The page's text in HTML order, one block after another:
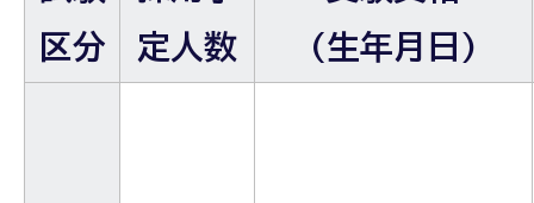
区分
定人数
(生年月日)